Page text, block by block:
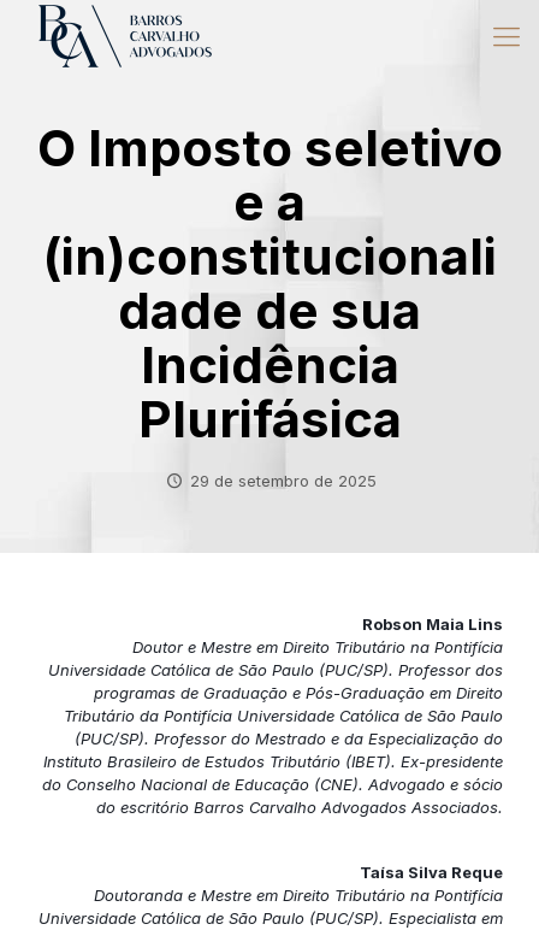
O Imposto seletivo
e a
(in)constitucionali
dade de sua
Incidência
Plurifásica
29 de setembro de 2025
Robson Maia Lins
Doutor e Mestre em Direito Tributário na Pontifícia
Universidade Católica de São Paulo (PUC/SP). Professor dos
programas de Graduação e Pós-Graduação em Direito
Tributário da Pontifícia Universidade Católica de São Paulo
(PUC/SP). Professor do Mestrado e da Especialização do
Instituto Brasileiro de Estudos Tributário (IBET). Ex-presidente
do Conselho Nacional de Educação (CNE). Advogado e sócio
do escritório Barros Carvalho Advogados Associados.
Taísa Silva Reque
Doutoranda e Mestre em Direito Tributário na Pontifícia
Universidade Católica de São Paulo (PUC/SP). Especialista em